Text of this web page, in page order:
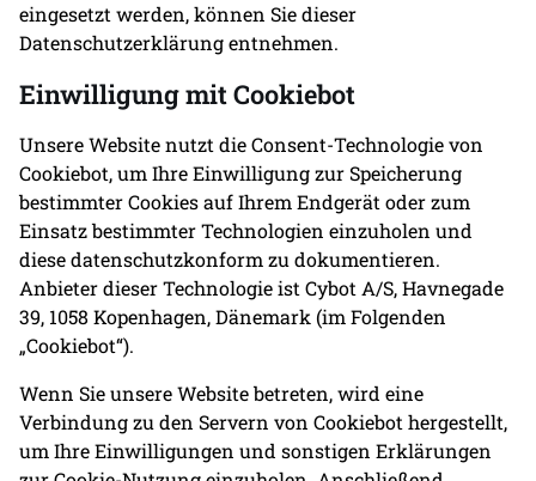
eingesetzt werden, können Sie dieser
Datenschutzerklärung entnehmen.
Einwilligung mit Cookiebot
Unsere Website nutzt die Consent-Technologie von
Cookiebot, um Ihre Einwilligung zur Speicherung
bestimmter Cookies auf Ihrem Endgerät oder zum
Einsatz bestimmter Technologien einzuholen und
diese datenschutzkonform zu dokumentieren.
Anbieter dieser Technologie ist Cybot A/S, Havnegade
39, 1058 Kopenhagen, Dänemark (im Folgenden
„Cookiebot“).
Wenn Sie unsere Website betreten, wird eine
Verbindung zu den Servern von Cookiebot hergestellt,
um Ihre Einwilligungen und sonstigen Erklärungen